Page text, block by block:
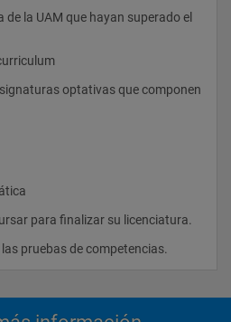
la UAM que hayan superado el
optativas que componen
para finalizar su licenciatura.